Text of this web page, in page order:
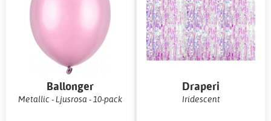
Ballonger
Metallic - Ljusrosa - 10-pack
Draperi
Iridescent